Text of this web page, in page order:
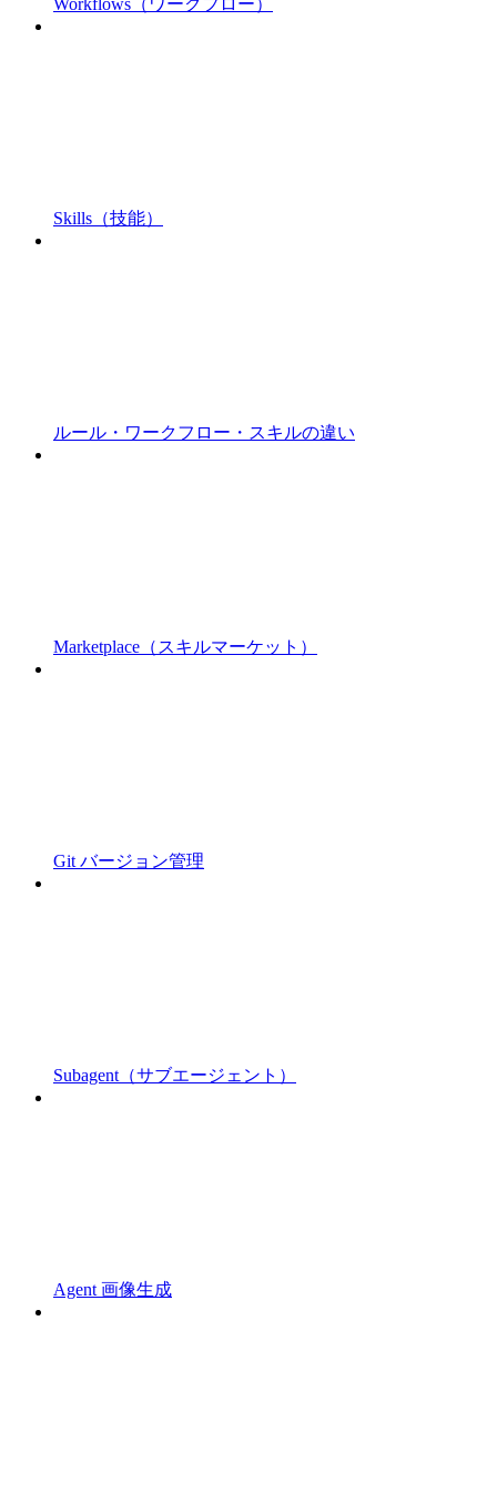
Skills（技能）
ルール・ワークフロー・スキルの違い
Marketplace（スキルマーケット）
Git バージョン管理
Subagent（サブエージェント）
Agent 画像生成